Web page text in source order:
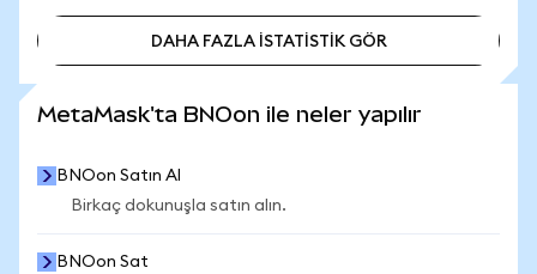
DAHA FAZLA İSTATİSTİK GÖR
MetaMask'ta BNOon ile neler yapılır
BNOon Satın Al
Birkaç dokunuşla satın alın.
BNOon Sat